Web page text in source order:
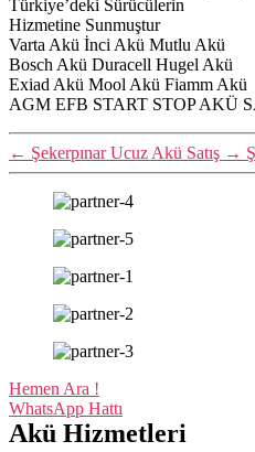
Türkiye’deki Sürücülerin
Hizmetine Sunmuştur
Varta Akü İnci Akü Mutlu Akü
Bosch Akü Duracell Hugel Akü
Exiad Akü Mool Akü Fiamm Akü
AGM EFB START STOP AKÜ
← Şekerpınar Ucuz Akü Satış →
Hemen Ara !
WhatsApp Hattı
Akü Hizmetleri